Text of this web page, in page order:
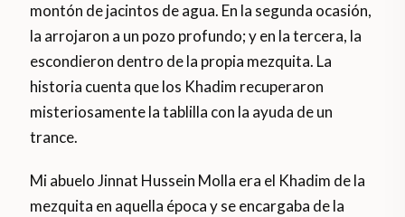
montón de jacintos de agua. En la segunda ocasión,
la arrojaron a un pozo profundo; y en la tercera, la
escondieron dentro de la propia mezquita. La
historia cuenta que los Khadim recuperaron
misteriosamente la tablilla con la ayuda de un
trance.
Mi abuelo Jinnat Hussein Molla era el Khadim de la
mezquita en aquella época y se encargaba de la